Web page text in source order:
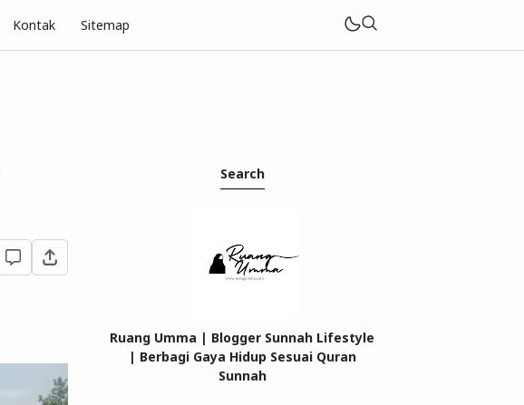
Kontak Sitemap
Search
Ruang Umma | Blogger Sunnah Lifestyle
| Berbagi Gaya Hidup Sesuai Quran
Sunnah